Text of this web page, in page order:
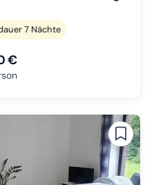
7 Nächte
€